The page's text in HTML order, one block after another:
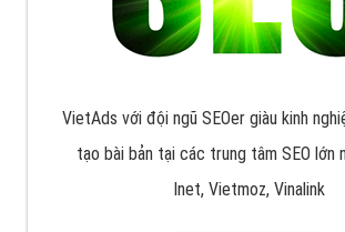
VietAds với đội ngũ SEOer giàu kinh
tạo bài bản tại các trung tâm SEO lớn
Inet, Vietmoz, Vinalink